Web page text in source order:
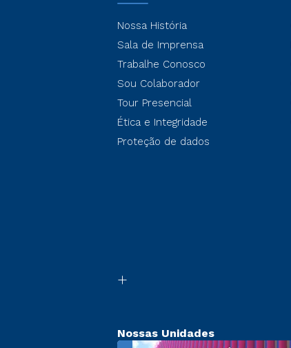
Nossa História
Sala de Imprensa
Trabalhe Conosco
Sou Colaborador
Tour Presencial
Ética e Integridade
Proteção de dados
Nossas Unidades